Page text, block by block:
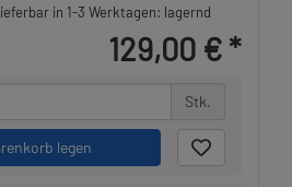
in 1-3 Werktagen: lagernd
129,00 € *
Stk.
legen